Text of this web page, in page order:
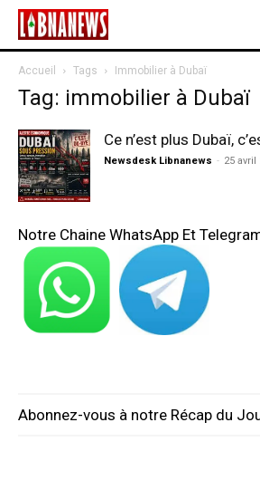
Accueil Tags Immobilier à Dubaï
Tag: immobilier à Dubaï
Ce n’est plus Dubaï,
Newsdesk Libnanews - 25 avril
Notre Chaine WhatsApp Et
Abonnez-vous à notre Récap du